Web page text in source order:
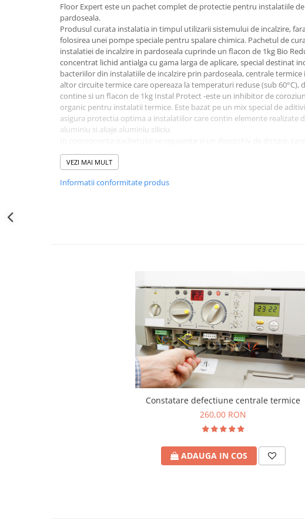
Floor Expert este un pachet complet de protectie pentru instalatiile
pardoseala.
Produsul curata instalatia in timpul utilizarii sistemului de incalzire,
folosirea unei pompe speciale pentru spalare chimica. Pachetul de
instalatiei de incalzire in pardoseala cuprinde un flacon de 1kg Bio
concentrat lichid antialga cu gama larga de aplicare, special destinat
bacteriilor din instalatiile de incalzire prin pardoseala, centrale termice
altor circuite termice care opereaza la temperaturi reduse (sub 60°C),
contine si un flacon de 1kg Instal Protect-este un inhibitor de
organic pentru instalatii termice. Este bazat pe un mix special de
asigura protectia optima a instalatiilor care contin elemente realizate
aluminiu si aliaje aluminiu siliciu.
introducerea substantelor chimice in sistemul de incalzire.
Pachet complet de curatare si intretinere instalatie de incalzire in
VEZI MAI MULT
Informatii conformitate produs
Constatare defectiune centrale termice
260,00 RON
ADAUGA IN COS